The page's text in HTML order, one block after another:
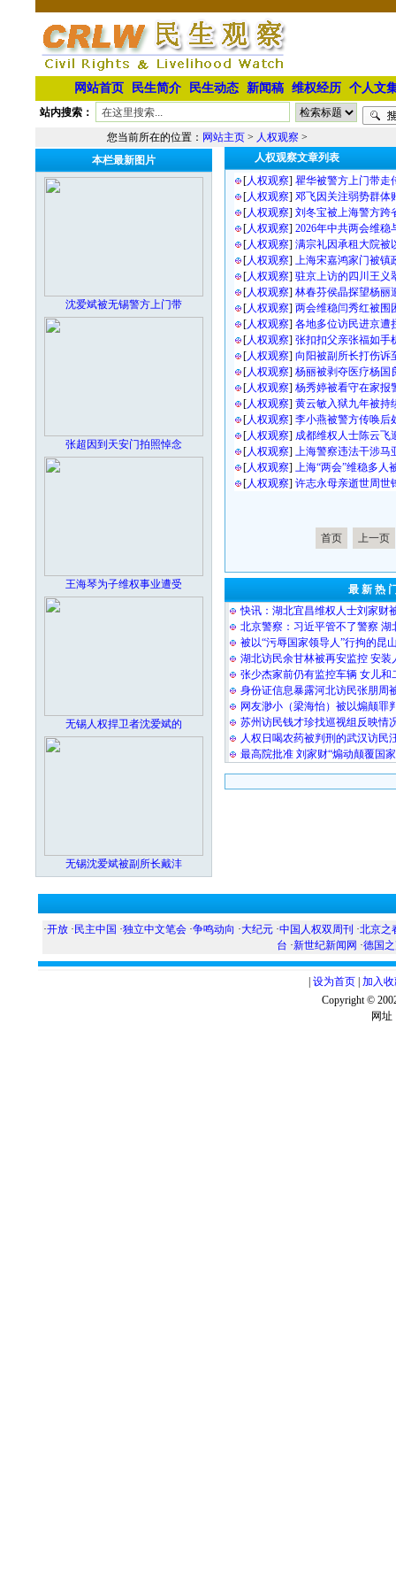
网站首页 民生简介 民生动态 新闻稿 维权经历 个人文
站内搜索：
您当前所在的位置： 网站主页 > 人权观察 >
本栏最新图片
沈爱斌被无锡警方上门带
张超因到天安门拍照悼念
王海琴为子维权事业遭受
无锡人权捍卫者沈爱斌的
无锡沈爱斌被副所长戴沣
人权观察文章列表
[人权观察] 瞿华被警方上门带走
[人权观察] 邓飞因关注弱势群体
[人权观察] 刘冬宝被上海警方跨
[人权观察] 2026年中共两会维稳
[人权观察] 满宗礼因承租大院被
[人权观察] 上海宋嘉鸿家门被镇
[人权观察] 驻京上访的四川王义
[人权观察] 林春芬侯晶探望杨丽
[人权观察] 两会维稳闫秀红被围
[人权观察] 各地多位访民进京遭
[人权观察] 张扣扣父亲张福如手
[人权观察] 向阳被副所长打伤诉
[人权观察] 杨丽被剥夺医疗杨国
[人权观察] 杨秀婷被看守在家报
[人权观察] 黄云敏入狱九年被持
[人权观察] 李小燕被警方传唤后
[人权观察] 成都维权人士陈云飞
[人权观察] 上海警察违法干涉马
[人权观察] 上海“两会”维稳多人
[人权观察] 许志永母亲逝世周世
首页 上一页
最 新 热
快讯：湖北宜昌维权人士刘家财
北京警察：习近平管不了警察 湖
被以“污辱国家领导人”行拘的昆
湖北访民余甘林被再安监控 安装
张少杰家前仍有监控车辆 女儿和
身份证信息暴露河北访民张朋周
网友渺小（梁海怡）被以煽颠罪
苏州访民钱才珍找巡视组反映情
人权日喝农药被判刑的武汉访民
最高院批准 刘家财“煽动颠覆国
·开放 · 民主中国 ·独立中文笔会 ·争鸣动向 ·大纪元 ·中国人权双周刊 ·北京之
台 ·新世纪新闻网 ·德国
设为首页 加入
Copyright ©
网址